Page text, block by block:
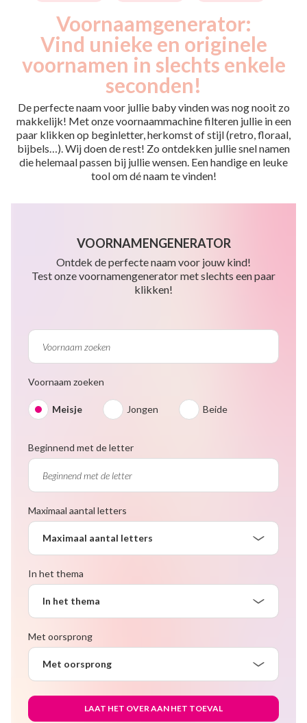
Voornaamgenerator:
Vind unieke en originele
voornamen in slechts enkele
seconden!
De perfecte naam voor jullie baby vinden was nog nooit zo
makkelijk! Met onze voornaammachine filteren jullie in een
paar klikken op beginletter, herkomst of stijl (retro, floraal,
bijbels…). Wij doen de rest! Zo ontdekken jullie snel namen
die helemaal passen bij jullie wensen. Een handige en leuke
tool om dé naam te vinden!
VOORNAMENGENERATOR
Ontdek de perfecte naam voor jouw kind!
Test onze voornamengenerator met slechts een paar
klikken!
Voornaam zoeken
Meisje Jongen Beide
Beginnend met de letter
Maximaal aantal letters
Maximaal aantal letters
In het thema
In het thema
Met oorsprong
Met oorsprong